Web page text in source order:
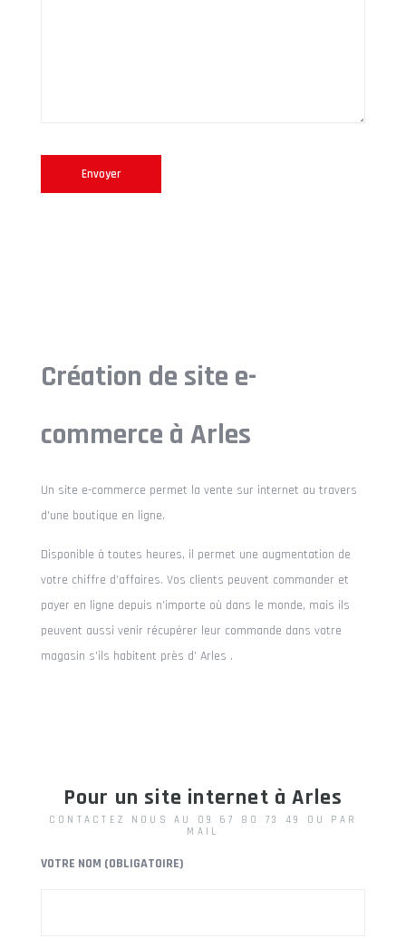
Création de site e-
commerce à Arles
Un site e-commerce permet la vente sur internet au travers
d’une boutique en ligne.
Disponible à toutes heures, il permet une augmentation de
votre chiffre d’affaires. Vos clients peuvent commander et
payer en ligne depuis n’importe où dans le monde, mais ils
peuvent aussi venir récupérer leur commande dans votre
magasin s’ils habitent près d’ Arles .
Pour un site internet à Arles
CONTACTEZ NOUS AU 09 67 80 73 49 OU PAR
MAIL
VOTRE NOM (OBLIGATOIRE)